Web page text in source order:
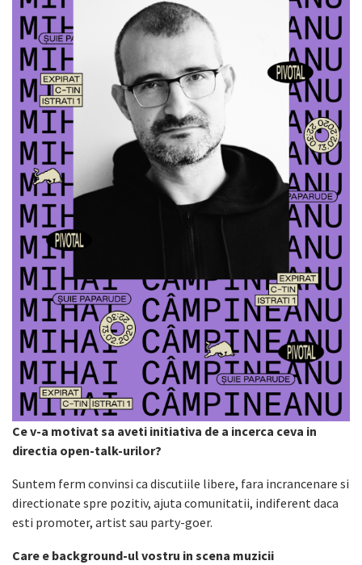
Ce v-a motivat sa aveti initiativa de a incerca ceva in
directia open-talk-urilor?
Suntem ferm convinsi ca discutiile libere, fara incrancenare si
directionate spre pozitiv, ajuta comunitatii, indiferent daca
esti promoter, artist sau party-goer.
Care e background-ul vostru in scena muzicii